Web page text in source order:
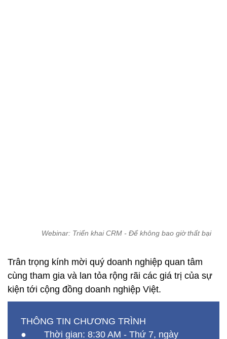
18/9/2021
● Hình thức: Hội thảo trực tuyến qua
Zoom
tại:http://onlinecrm.vn/webinar-trien-khai-crm-
1809